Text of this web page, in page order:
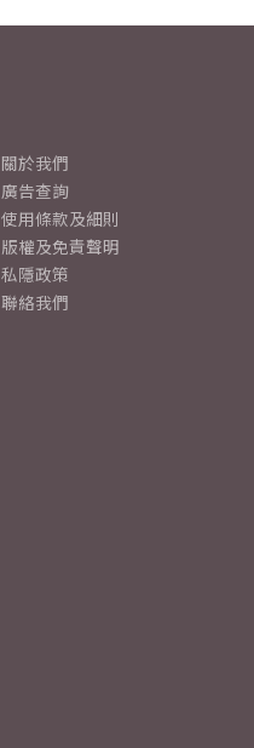
關於我們
廣告查詢
使用條款及細則
版權及免責聲明
私隱政策
聯絡我們